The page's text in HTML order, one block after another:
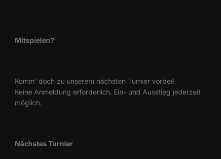
Mitspielen?
Komm' doch zu unserem nächsten Turnier vorbei!
Keine Anmeldung erforderlich. Ein- und Ausstieg jederzeit
möglich.
Nächstes Turnier